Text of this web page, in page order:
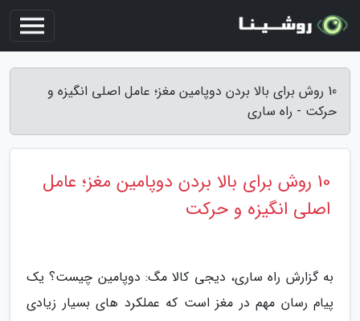
10 روش برای بالا بردن دوپامین مغز؛ عامل اصلی انگیزه و
حرکت - راه ساری
10 روش برای بالا بردن دوپامین مغز؛ عامل
اصلی انگیزه و حرکت
به گزارش راه ساری، دیجی کالا مگ: دوپامین چیست؟ یک
پیام رسان مهم در مغز است که عملکرد های بسیار زیادی